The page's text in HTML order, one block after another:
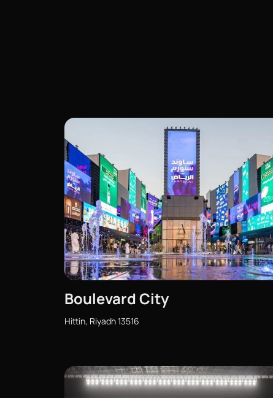
Boulevard City
Hittin, Riyadh 13516